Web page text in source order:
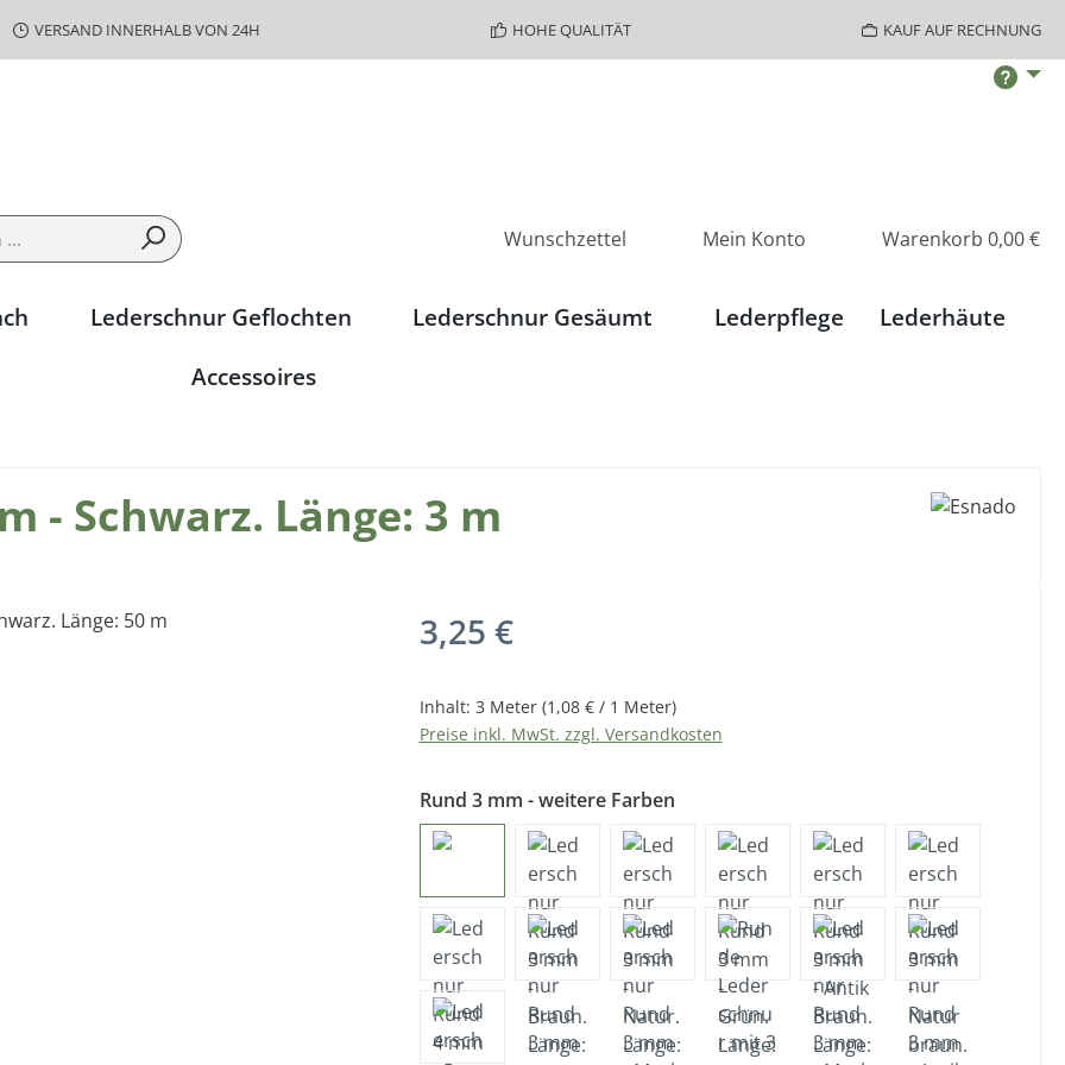
VERSAND INNERHALB VON 24H HOHE QUALITÄT KAUF AUF RECHNUNG
Wunschzettel Mein Konto Warenkorb 0,00 €
Lederschnur Geflochten Lederschnur Gesäumt Lederpflege
Lederhäute
Accessoires
- Schwarz. Länge: 3 m
Regulärer Preis:
3,25 €
Inhalt: 3 Meter (1,08 € / 1 Meter)
Preise inkl. MwSt. zzgl. Versandkosten
Rund 3 mm - weitere Farben